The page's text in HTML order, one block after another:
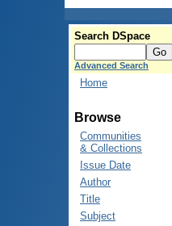
Search DSpace
Advanced Search
Home
Browse
Communities
& Collections
Issue Date
Author
Title
Subject